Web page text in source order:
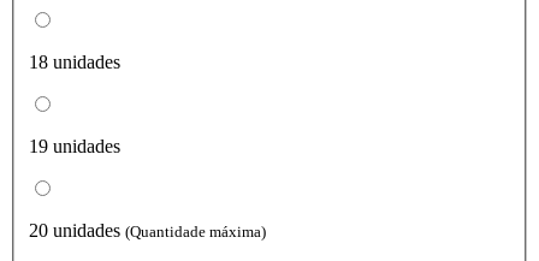
18 unidades
19 unidades
20 unidades (Quantidade máxima)